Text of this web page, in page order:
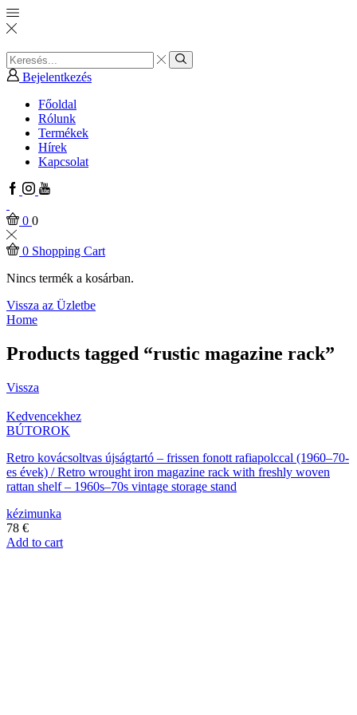
Search
input
Search
Bejelentkezés
Főoldal
Rólunk
Termékek
Hírek
Kapcsolat
Facebook
Instagram
Youtube
0 0
0 Shopping Cart
Nincs termék a kosárban.
Vissza az Üzletbe
Home
Products tagged “rustic magazine rack”
Vissza
Kedvencekhez
BÚTOROK
Retro kovácsoltvas újságtartó – frissen fonott rafiapolccal (1960–70-
es évek) / Retro wrought iron magazine rack with freshly woven
rattan shelf – 1960s–70s vintage storage stand
kézimunka
78 €
Add to cart